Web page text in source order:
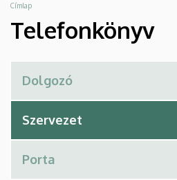
Morzsa
Címlap
Telefonkönyv